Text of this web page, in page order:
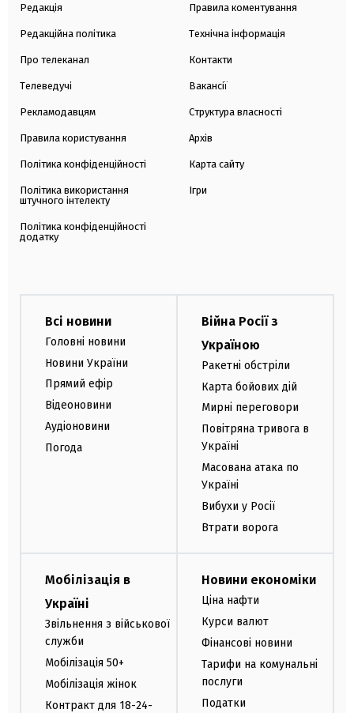
Редакція
Редакційна політика
Про телеканал
Телеведучі
Рекламодавцям
Правила користування
Політика конфіденційності
Політика використання
штучного інтелекту
Політика конфіденційності
додатку
Правила коментування
Технічна інформація
Контакти
Вакансії
Структура власності
Архів
Карта сайту
Ігри
Всі новини
Головні новини
Новини України
Прямий ефір
Відеоновини
Аудіоновини
Погода
Війна Росії з
Україною
Ракетні обстріли
Карта бойових дій
Мирні переговори
Повітряна тривога в
Україні
Масована атака по
Україні
Вибухи у Росії
Втрати ворога
Мобілізація в
Україні
Звільнення з військової
служби
Мобілізація 50+
Мобілізація жінок
Контракт для 18-24-
Новини економіки
Ціна нафти
Курси валют
Фінансові новини
Тарифи на комунальні
послуги
Податки